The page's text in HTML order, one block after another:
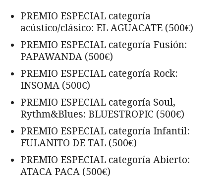
PREMIO ESPECIAL categoría
acústico/clásico: EL AGUACATE (500€)
PREMIO ESPECIAL categoría Fusión:
PAPAWANDA (500€)
PREMIO ESPECIAL categoría Rock:
INSOMA (500€)
PREMIO ESPECIAL categoría Soul,
Rythm&Blues: BLUESTROPIC (500€)
PREMIO ESPECIAL categoría Infantil:
FULANITO DE TAL (500€)
PREMIO ESPECIAL categoría Abierto:
ATACA PACA (500€)